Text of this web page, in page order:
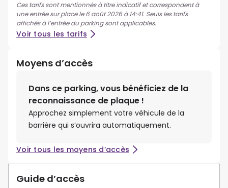
Ces tarifs sont mentionnés à titre indicatif et correspondent à
une entrée sur place le 6 août 2026 à 14:41. Seuls les tarifs
affichés à l’entrée du parking sont applicables.
Voir tous les tarifs
Moyens d’accès
Dans ce parking, vous bénéficiez de la
reconnaissance de plaque !
Approchez simplement votre véhicule de la
barrière qui s’ouvrira automatiquement.
Voir tous les moyens d’accès
Guide d’accès